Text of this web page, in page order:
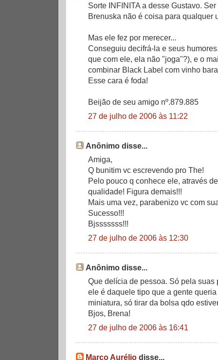
Sorte INFINITA a desse Gustavo.
Brenuska não é coisa para qualquer
Mas ele fez por merecer...
Conseguiu decifrá-la e seus
que com ele, ela não "joga"?), e o
combinar Black Label com vinho
Esse cara é foda!
Beijão de seu amigo nº.879.885
27 de julho de 2006 às 11:22
Anônimo disse...
Amiga,
Q bunitim vc escrevendo pro The!
Pelo pouco q conhece ele, através
qualidade! Figura demais!!!
Mais uma vez, parabenizo vc com
Sucesso!!!
Bjsssssss!!!
27 de julho de 2006 às 12:30
Anônimo disse...
Que delícia de pessoa. Só pela
ele é daquele tipo que a gente
miniatura, só tirar da bolsa qdo
Bjos, Brena!
27 de julho de 2006 às 16:41
Marco Aurélio disse...